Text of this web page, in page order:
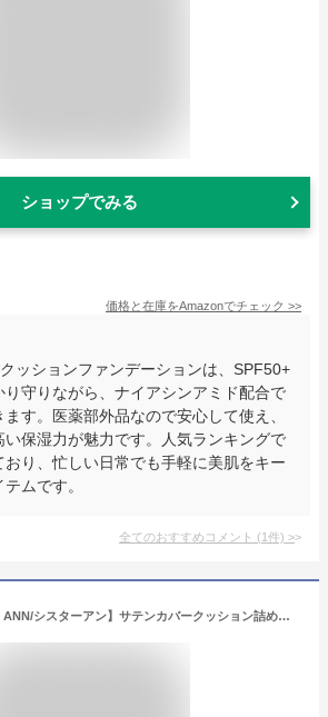
ショップでみる
価格と在庫をAmazonでチェック >>
ッションファンデーションは、SPF50+
り守りながら、ナイアシンアミド配合で
す。医薬部外品なので安心して使え、
い保湿力が魅力です。人気ランキングで
おり、忙しい日常でも手軽に美肌をキー
ムです。
全てのおすすめコメント (1件) >
【(公式)SISTER ANN/シスターアン】サテンカバークッション詰め替え用 2個セット(専用パフ付き) / ファンデーション / リフィルレフィル / カバー力 / 持続力 / イエベ / ブルベ / ツヤ肌ツヤ感 / おすすめ / 韓国コスメ